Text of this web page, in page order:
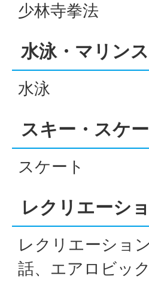
少林寺拳法
水泳・マリン
水泳
スキー・スケ
スケート
レクリエーシ
レクリエーショ
話、エアロビッ